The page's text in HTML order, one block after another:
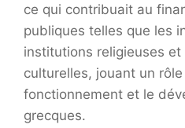
ce qui contribuait au
publiques telles que les
institutions religieuses
culturelles, jouant un
fonctionnement et le
grecques.